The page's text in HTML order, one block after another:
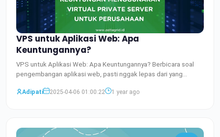
VPS untuk Aplikasi Web: Apa
Keuntungannya?
VPS untuk Aplikasi Web: Apa Keuntungannya? Berbicara soal
pengembangan aplikasi web, pasti nggak lepas dari yang
Adipati
2025-04-06 01:00:22 1 year ago